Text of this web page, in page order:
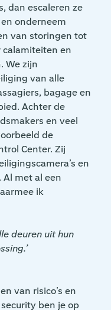
dan escaleren ze
onderneem
van storingen tot
en
We zijn
van alle
bagage en
Achter de
en veel
de
Center. Zij
en
met al een
ik
deuren uit hun
van risico’s en
ben je op